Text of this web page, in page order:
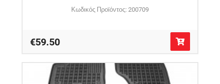
Κωδικός Προϊόντος: 200709
€59.50